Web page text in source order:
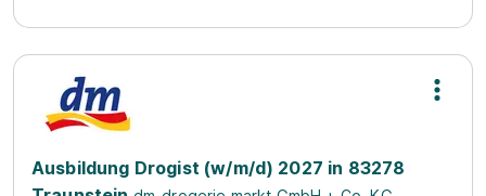
Ausbildung Drogist (w/m/d) 2027 in 83278